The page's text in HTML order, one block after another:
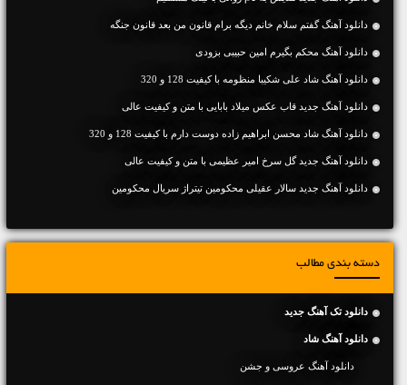
دانلود آهنگ گفتم سلام خانم دیگه برام قانون من بعد قانون جنگه
دانلود آهنگ محکم بگیرم امین حبیبی بزودی
دانلود آهنگ شاد علی شکیبا منظومه با کیفیت 128 و 320
دانلود آهنگ جديد قاب عکس میلاد بابایی با متن و کیفیت عالی
دانلود آهنگ شاد محسن ابراهیم زاده دوست دارم با کیفیت 128 و 320
دانلود آهنگ جديد گل سرخ امیر عظیمی با متن و کیفیت عالی
دانلود آهنگ جدید سالار عقیلی محکومین تیتراژ سریال محکومین
دسته بندی مطالب
دانلود تک آهنگ جدید
دانلود آهنگ شاد
دانلود آهنگ عروسی و جشن